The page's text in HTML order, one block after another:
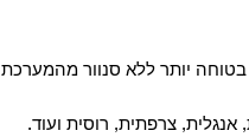
יותר ללא סנוור מהמערכת
צרפתית, רוסית ועוד.